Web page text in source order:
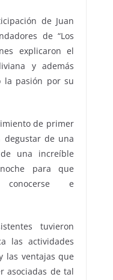
de Juan
de “Los
explicaron el
y además
la pasión por su
de primer
degustar de una
una increíble
para que
conocerse e
tuvieron
las actividades
las ventajas que
asociadas de tal